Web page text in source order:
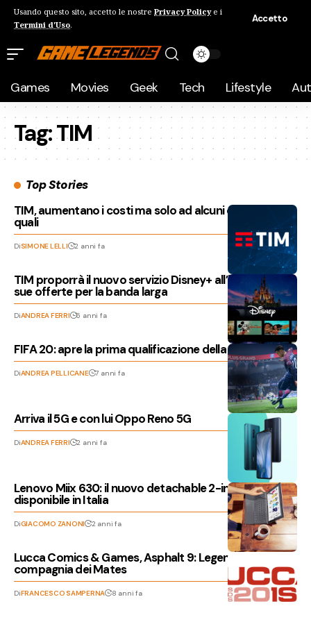
Usando questo sito, accetto le nostre Privacy Policye i
Termini d'Uso.
Accetto
Games Movies Geek Tech Lifestyle
Tag:TIM
Top Stories
TIM, aumentano i costi ma solo ad alcuni clienti: ecco
quali
DiSIMONE LELLI 2 anni fa
TIM proporrà il nuovo servizio Disney+ all’interno delle
sue offerte per la banda larga
DiANDREA FERRI 6 anni fa
FIFA 20: apre la prima qualificazione della eSerie A TIM
DiANDREA PELLICANE 7 anni fa
Arriva il 5G e con lui Oppo Reno 5G
DiANDREA FERRI 2 anni fa
Lenovo Miix 630: il nuovo detachable 2-in-1 è
disponibile in Italia
DiGIACOMO ZANONI 2 anni fa
Lucca Comics & Games, Asphalt 9: Legends in
compagnia dei Mates
DiFRANCESCO SAMPERNA 8 anni fa